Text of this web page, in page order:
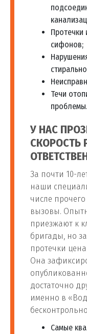
Протечки
сифонов;
Течи
проблемы.
У НАС
СКОРОСТЬ
За почти 10-
наши
числе
вызовы.
приезжают к
бригады, но
протечки
Она
достаточно
именно в
Самые